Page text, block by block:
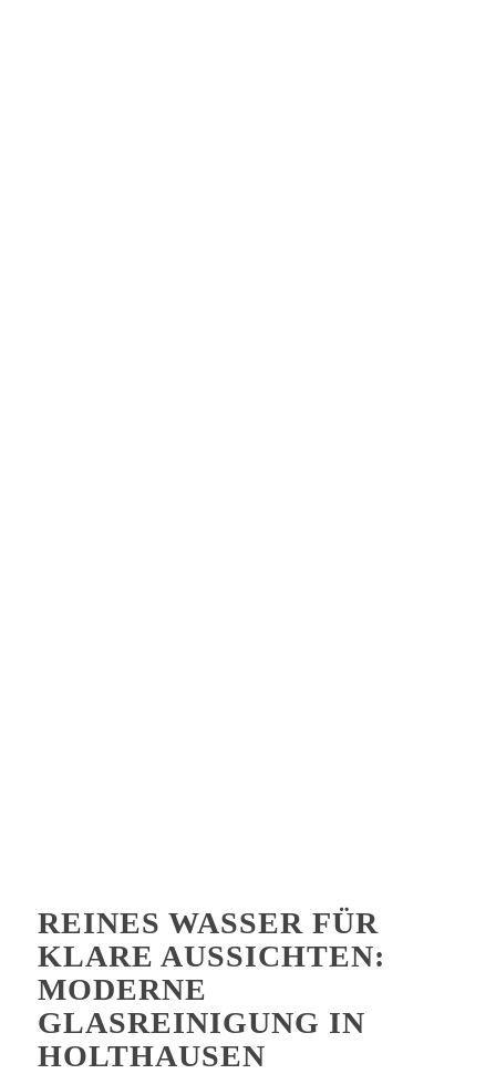
REINES WASSER FÜR
KLARE AUSSICHTEN:
MODERNE
GLASREINIGUNG IN
HOLTHAUSEN